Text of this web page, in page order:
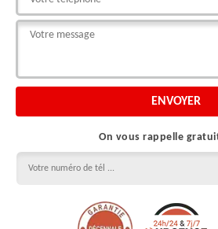
On vous rappelle